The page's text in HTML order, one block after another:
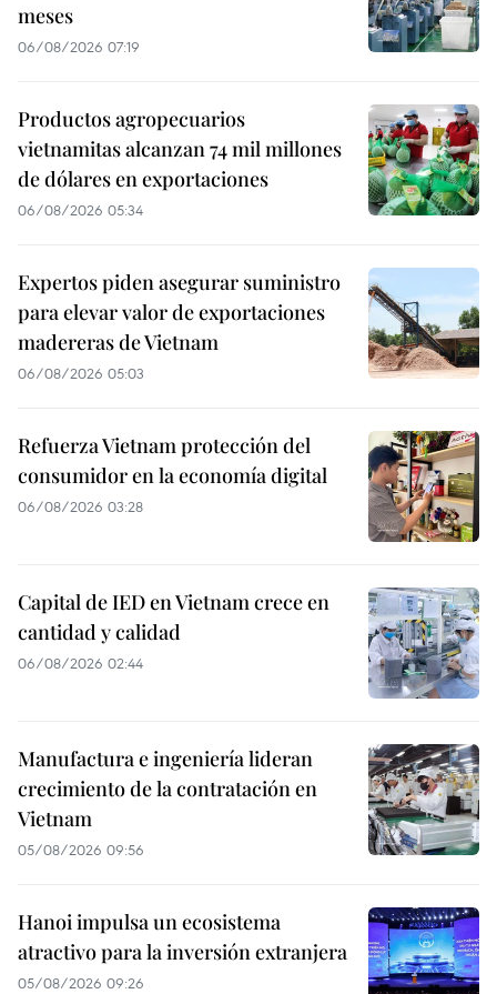
meses
06/08/2026 07:19
Productos agropecuarios
vietnamitas alcanzan 74 mil millones
de dólares en exportaciones
06/08/2026 05:34
Expertos piden asegurar suministro
para elevar valor de exportaciones
madereras de Vietnam
06/08/2026 05:03
Refuerza Vietnam protección del
consumidor en la economía digital
06/08/2026 03:28
Capital de IED en Vietnam crece en
cantidad y calidad
06/08/2026 02:44
Manufactura e ingeniería lideran
crecimiento de la contratación en
Vietnam
05/08/2026 09:56
Hanoi impulsa un ecosistema
atractivo para la inversión extranjera
05/08/2026 09:26